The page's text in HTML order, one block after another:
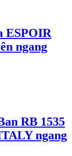
ESPOIR
ngang
RB 1535
ngang